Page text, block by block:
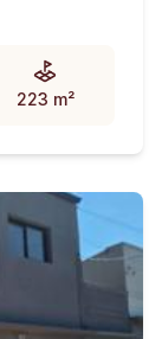
223 m²